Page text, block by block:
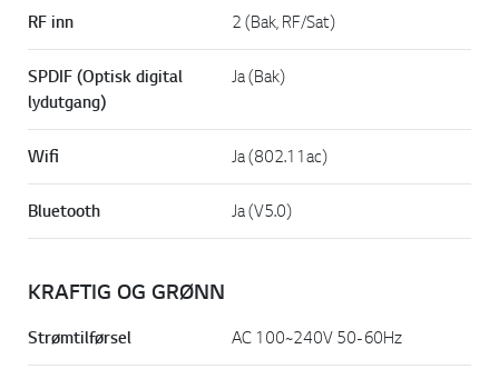
RF inn 2 (Bak, RF/Sat)
SPDIF (Optisk digital
lydutgang)
Ja (Bak)
Wifi Ja (802.11ac)
Bluetooth Ja (V5.0)
KRAFTIG OG GRØNN
Strømtilførsel AC 100~240V 50-60Hz